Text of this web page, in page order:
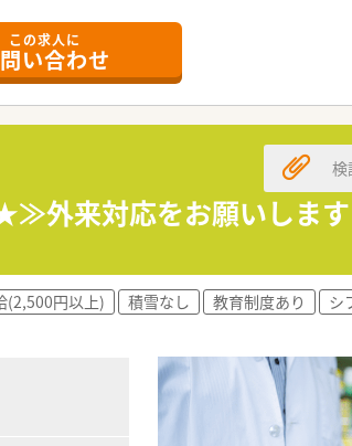
100％、平均残業時間7ｈ/月、離職率5％
業ガイド 2018」にて奈良県1位を獲得！
この求人に
い合わせ
外来対応をお願いします
検
(2,500円以上) 積雪なし 教育制度あり
シ